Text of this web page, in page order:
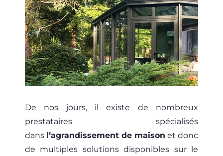
De nos jours, il existe de nombreux
prestataires spécialisés
dans l’agrandissement de maison et donc
de multiples solutions disponibles sur le